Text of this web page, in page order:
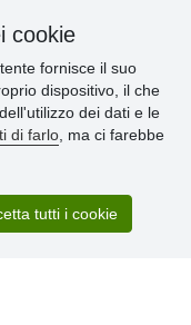
cookie
fornisce il suo
dispositivo, il che
dei dati e le
di farlo , ma ci farebbe
tutti i cookie